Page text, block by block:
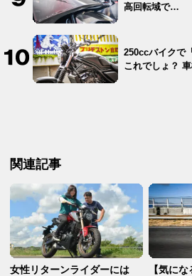
高回転域で…
250ccバイクで
これでしょ？
関連記事
女性リターンライダーには
【気に